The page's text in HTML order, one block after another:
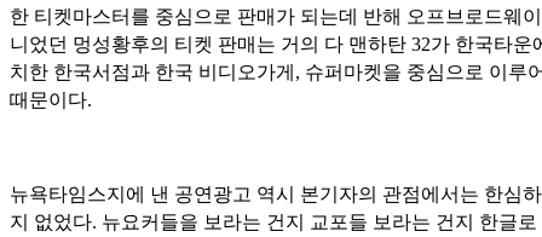
한 티켓마스터를 중심으로 판매가 되는데 반해 오프브로드웨
니었던 멍성황후의 티켓 판매는 거의 다 맨하탄 32가 한국타운
치한 한국서점과 한국 비디오가게, 슈퍼마켓을 중심으로 이루
때문이다.
뉴욕타임스지에 낸 공연광고 역시 본기자의 관점에서는 한심
지 없었다. 뉴요커들을 보라는 건지 교포들 보라는 건지 한글로